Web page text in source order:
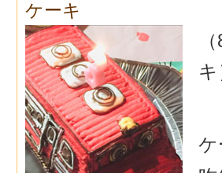
ケーキ
ケ